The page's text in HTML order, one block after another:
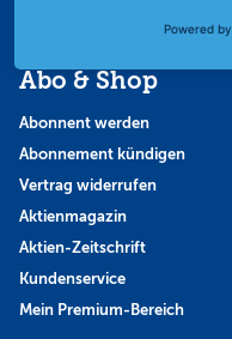
Abo & Shop
Abonnent werden
Abonnement kündigen
Vertrag widerrufen
Aktienmagazin
Aktien-Zeitschrift
Kundenservice
Mein Premium-Bereich
Powered by